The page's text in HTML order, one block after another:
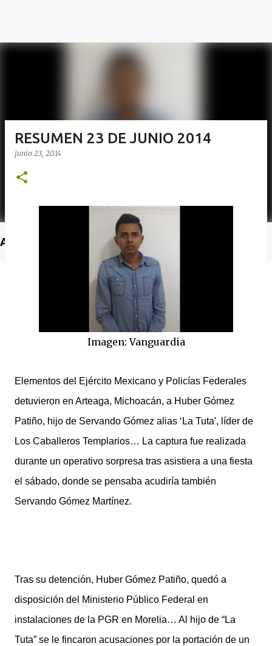
Anuncio
RESUMEN 23 DE JUNIO 2014
junio 23, 2014
Imagen: Vanguardia
Elementos del Ejército Mexicano y Policías Federales
detuvieron en Arteaga, Michoacán, a Huber Gómez
Patiño, hijo de Servando Gómez alias ‘La Tuta', líder de
Los Caballeros Templarios… La captura fue realizada
durante un operativo sorpresa tras asistiera a una fiesta
el sábado, donde se pensaba acudiría también
Servando Gómez Martínez.
Tras su detención, Huber Gómez Patiño, quedó a
disposición del Ministerio Público Federal en
instalaciones de la PGR en Morelia… Al hijo de “La
Tuta” se le fincaron acusaciones por la portación de un